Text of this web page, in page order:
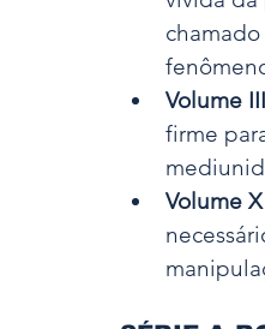
Volume
firme
Volume